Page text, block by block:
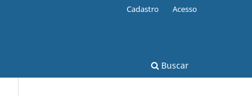
Buscar
Cadastro Acesso